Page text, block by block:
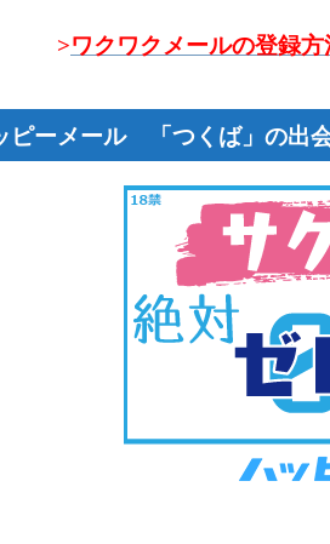
>ワクワクメールの登録
ピーメール 「つくば」の出